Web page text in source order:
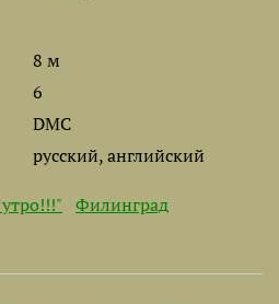
8 м
6
DMC
русский, английский
Филинград